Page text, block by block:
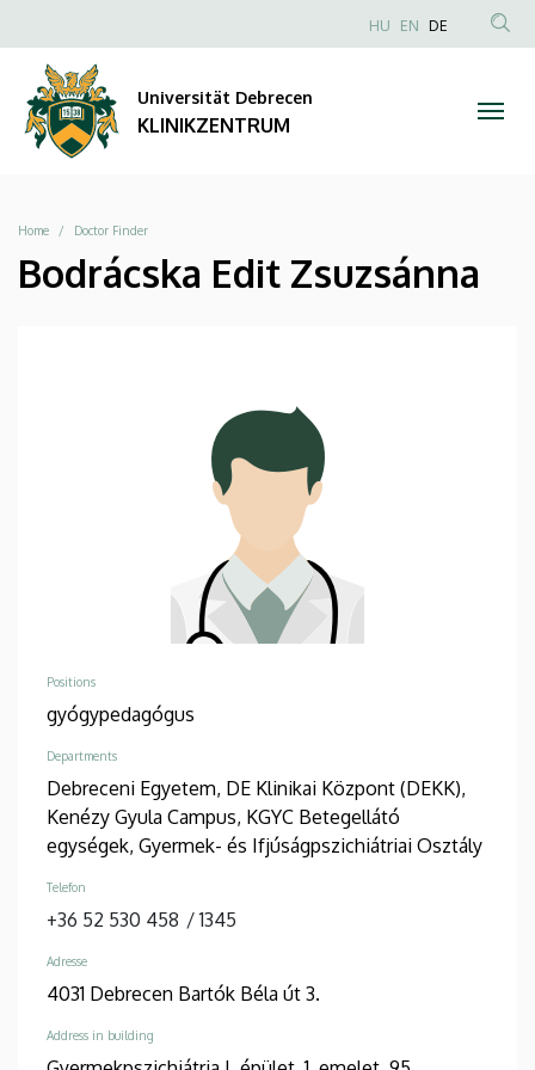
KLINIKZENTRUM
zum
Inhalt
Anonim
HU EN DE
Universität Debrecen
KLINIKZENTRUM
Breadcrumb
Home Doctor Finder
Bodrácska Edit Zsuzsánna
Positions
gyógypedagógus
Departments
Debreceni Egyetem, DE Klinikai Központ (DEKK),
Kenézy Gyula Campus, KGYC Betegellátó
egységek, Gyermek- és Ifjúságpszichiátriai Osztály
Telefon
+36 52 530 458 / 1345
Adresse
4031 Debrecen Bartók Béla út 3.
Address in building